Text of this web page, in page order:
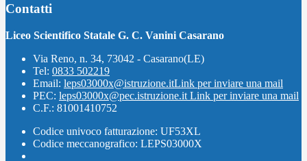
Contatti
Liceo Scientifico Statale G. C. Vanini Casarano
Via Reno, n. 34, 73042 - Casarano(LE)
Tel: 0833 502219
Email: leps03000x@istruzione.itLink per inviare una mail
PEC: leps03000x@pec.istruzione.it Link per inviare una mail
C.F.: 81001410752
Codice univoco fatturazione: UF53XL
Codice meccanografico: LEPS03000X